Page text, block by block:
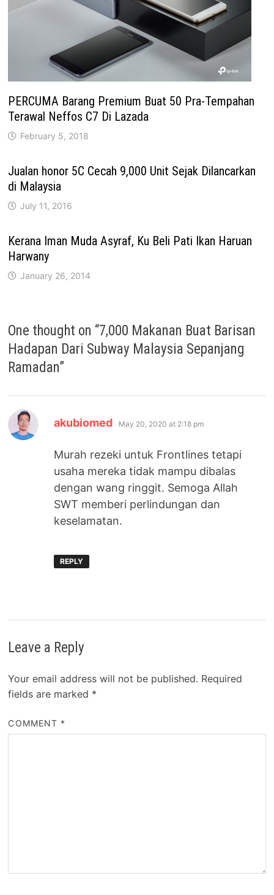
PERCUMA Barang Premium Buat 50 Pra-Tempahan
Terawal Neffos C7 Di Lazada
February 5, 2018
Jualan honor 5C Cecah 9,000 Unit Sejak Dilancarkan
di Malaysia
July 11, 2016
Kerana Iman Muda Asyraf, Ku Beli Pati Ikan Haruan
Harwany
January 26, 2014
One thought on “7,000 Makanan Buat Barisan
Hadapan Dari Subway Malaysia Sepanjang
Ramadan”
akubiomed says:
May 20, 2020 at 2:18 pm
Murah rezeki untuk Frontlines tetapi
usaha mereka tidak mampu dibalas
dengan wang ringgit. Semoga Allah
SWT memberi perlindungan dan
keselamatan.
REPLY
Leave a Reply
Your email address will not be published. Required
fields are marked *
COMMENT *